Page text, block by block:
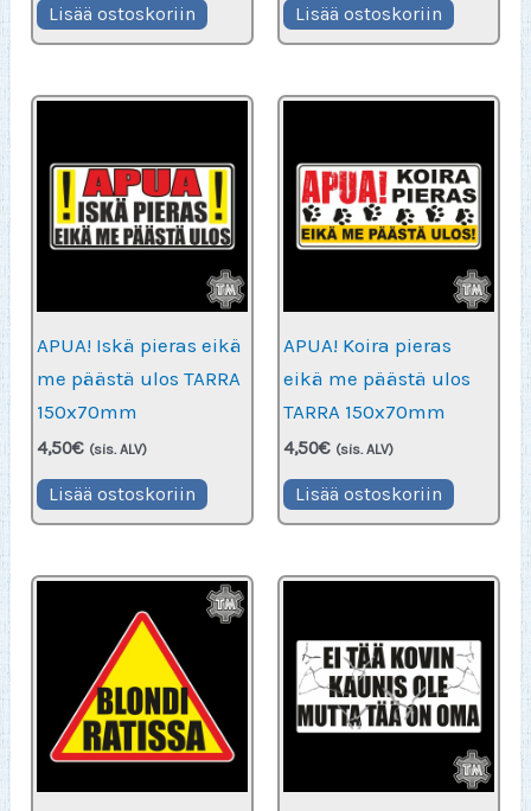
Lisää ostoskoriin Lisää ostoskoriin
APUA! Iskä pieras eikä
me päästä ulos TARRA
150x70mm
4,50€ (sis. ALV)
Lisää ostoskoriin
APUA! Koira pieras
eikä me päästä ulos
TARRA 150x70mm
4,50€ (sis. ALV)
Lisää ostoskoriin